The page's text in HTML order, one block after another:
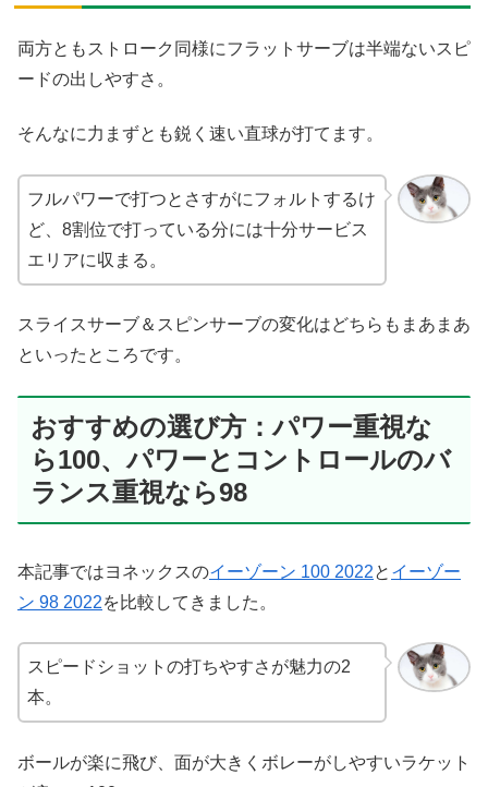
両方ともストローク同様にフラットサーブは半端ないスピ
ードの出しやすさ。
そんなに力まずとも鋭く速い直球が打てます。
フルパワーで打つとさすがにフォルトするけ
ど、8割位で打っている分には十分サービス
エリアに収まる。
スライスサーブ＆スピンサーブの変化はどちらもまあまあ
といったところです。
おすすめの選び方：パワー重視な
ら100、パワーとコントロールのバ
ランス重視なら98
本記事ではヨネックスのイーゾーン 100 2022と イーゾー
ン 98 2022を比較してきました。
スピードショットの打ちやすさが魅力の2
本。
ボールが楽に飛び、面が大きくボレーがしやすいラケット